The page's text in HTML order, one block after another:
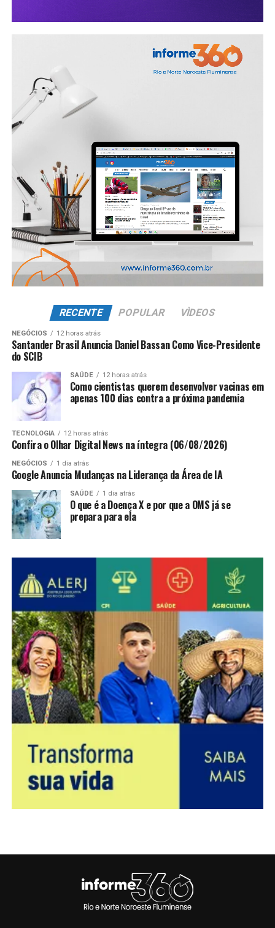
RECENTE POPULAR VÌDEOS
NEGÓCIOS 12 horas atrás
Santander Brasil Anuncia Daniel Bassan Como Vice-Presidente
do SCIB
SAÚDE 12 horas atrás
Como cientistas querem desenvolver vacinas em
apenas 100 dias contra a próxima pandemia
TECNOLOGIA 12 horas atrás
Confira o Olhar Digital News na íntegra (06/08/2026)
NEGÓCIOS 1 dia atrás
Google Anuncia Mudanças na Liderança da Área de IA
SAÚDE 1 dia atrás
O que é a Doença X e por que a OMS já se
prepara para ela